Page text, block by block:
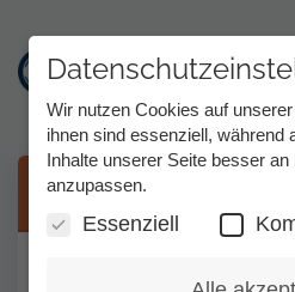
Direkt
Kündigung
Wir nutzen Cookies auf
ihnen sind essenziell, während
Inhalte unserer Seite besser an
anzupassen.
Essenziell